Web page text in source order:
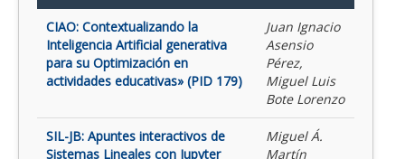
CIAO: Contextualizando la
Inteligencia Artificial generativa
para su Optimización en
actividades educativas» (PID 179)
Juan Ignacio
Asensio
Pérez,
Miguel Luis
Bote Lorenzo
SIL-JB: Apuntes interactivos de
Sistemas Lineales con Jupyter
Miguel Á.
Martín